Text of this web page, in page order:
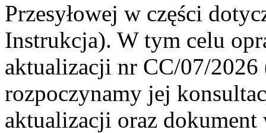
Przesyłowej w części
Instrukcja). W tym celu
aktualizacji nr CC/07/
rozpoczynamy jej
aktualizacji oraz